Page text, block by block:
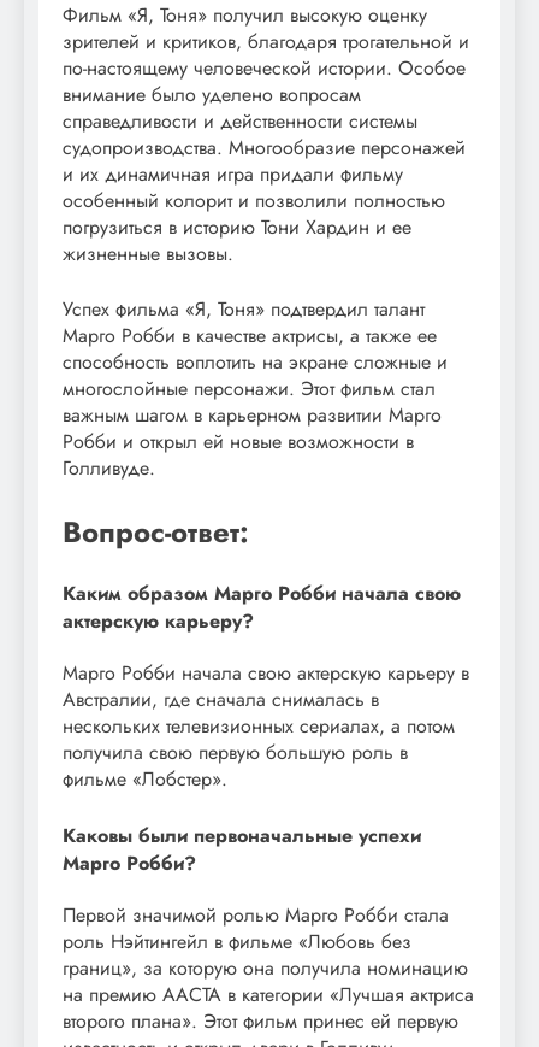
Фильм «Я, Тоня» получил высокую оценку
зрителей и критиков, благодаря трогательной и
по-настоящему человеческой истории. Особое
внимание было уделено вопросам
справедливости и действенности системы
судопроизводства. Многообразие персонажей
и их динамичная игра придали фильму
особенный колорит и позволили полностью
погрузиться в историю Тони Хардин и ее
жизненные вызовы.
Успех фильма «Я, Тоня» подтвердил талант
Марго Робби в качестве актрисы, а также ее
способность воплотить на экране сложные и
многослойные персонажи. Этот фильм стал
важным шагом в карьерном развитии Марго
Робби и открыл ей новые возможности в
Голливуде.
Вопрос-ответ:
Каким образом Марго Робби начала свою
актерскую карьеру?
Марго Робби начала свою актерскую карьеру в
Австралии, где сначала снималась в
нескольких телевизионных сериалах, а потом
получила свою первую большую роль в
фильме «Лобстер».
Каковы были первоначальные успехи
Марго Робби?
Первой значимой ролью Марго Робби стала
роль Нэйтингейл в фильме «Любовь без
границ», за которую она получила номинацию
на премию AACTA в категории «Лучшая актриса
второго плана». Этот фильм принес ей первую